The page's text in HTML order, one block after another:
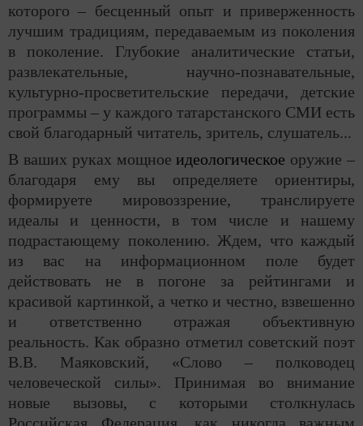
которого – бесценный опыт и приверженность
лучшим традициям, передаваемым из поколения
в поколение. Глубокие аналитические статьи,
развлекательные, научно-познавательные,
культурно-просветительские передачи, детские
программы – у каждого татарстанского СМИ есть
свой благодарный читатель, зритель, слушатель...
В ваших руках мощноеидеологическое оружие –
благодаря ему вы определяете ориентиры,
формируете мировоззрение, транслируете
идеалы и ценности, в том числе и нашему
подрастающему поколению. Ждем, что каждый
из вас на информационном поле будет
действовать не в погоне за рейтингами и
красивой картинкой, а четко и честно, взвешенно
и ответственно отражая объективную
реальность. Как образно отметил советский поэт
В.В. Маяковский, «Слово – полководец
человеческой силы». Принимая во внимание
новые вызовы, с которыми столкнулась